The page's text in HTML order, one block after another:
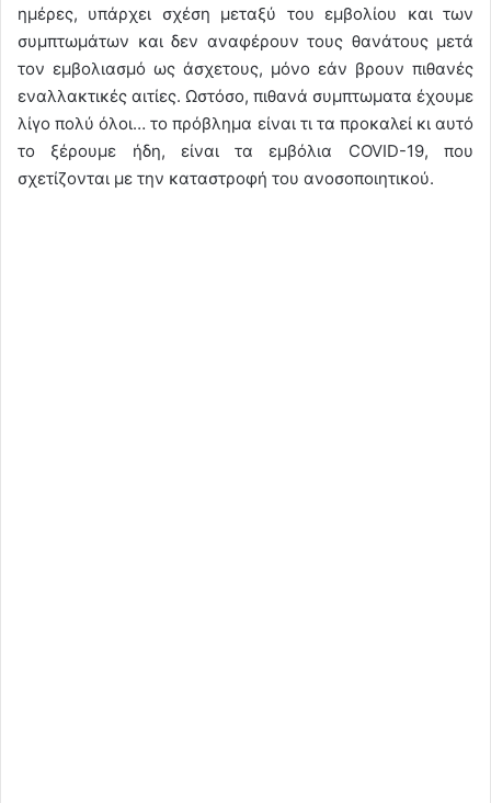
ημέρες, υπάρχει σχέση μεταξύ του εμβολίου και των
συμπτωμάτων και δεν αναφέρουν τους θανάτους μετά
τον εμβολιασμό ως άσχετους, μόνο εάν βρουν πιθανές
εναλλακτικές αιτίες. Ωστόσο, πιθανά συμπτωματα έχουμε
λίγο πολύ όλοι… το πρόβλημα είναι τι τα προκαλεί κι αυτό
το ξέρουμε ήδη, είναι τα εμβόλια COVID-19, που
σχετίζονται με την καταστροφή του ανοσοποιητικού.